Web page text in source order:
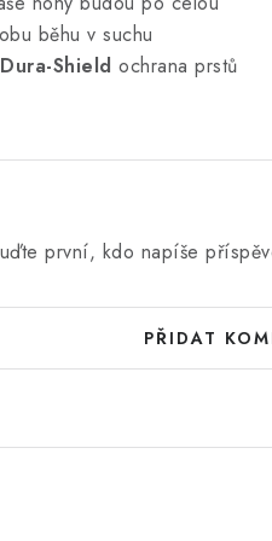
běhu v suchu
Dura-Shield ochrana prstů
první, kdo napíše
PŘIDAT